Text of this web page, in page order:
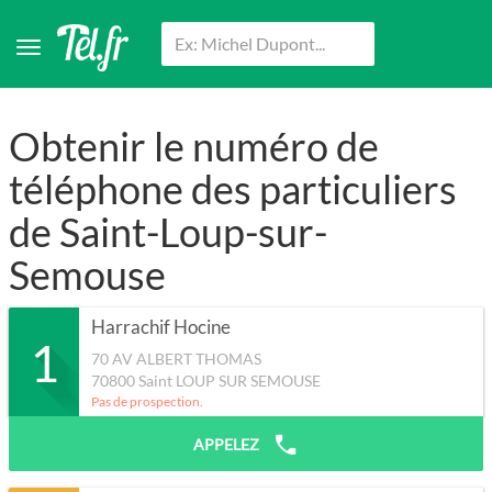
Obtenir le numéro de
téléphone des particuliers
de Saint-Loup-sur-
Semouse
1
Harrachif Hocine
70 AV ALBERT THOMAS
70800Saint LOUP SUR SEMOUSE
Pas de prospection.
APPELEZ